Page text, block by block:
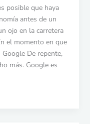
posible que haya
antes de un
ojo en la carretera
el momento en que
De repente,
más. Google es